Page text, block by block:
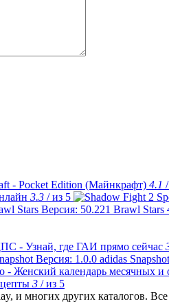
- Pocket Edition (Майнкрафт) 4.1
3.3 / из 5
Brawl Stars
- Узнай, где ГАИ прямо сейчас
adidas Snapshot
- Женский календарь месячных и
3 / из 5
и многих других каталогов.